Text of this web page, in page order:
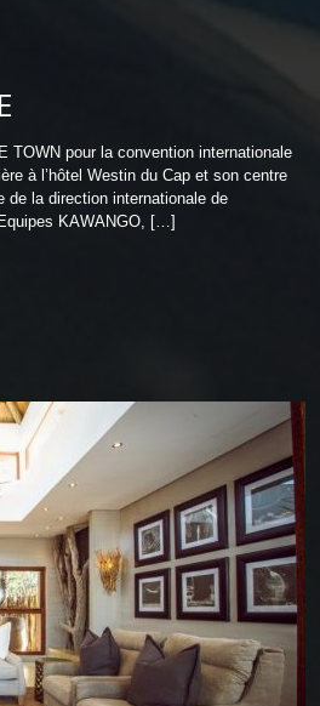
TOWN pour la convention internationale
à l’hôtel Westin du Cap et son centre
de la direction internationale de
KAWANGO, […]